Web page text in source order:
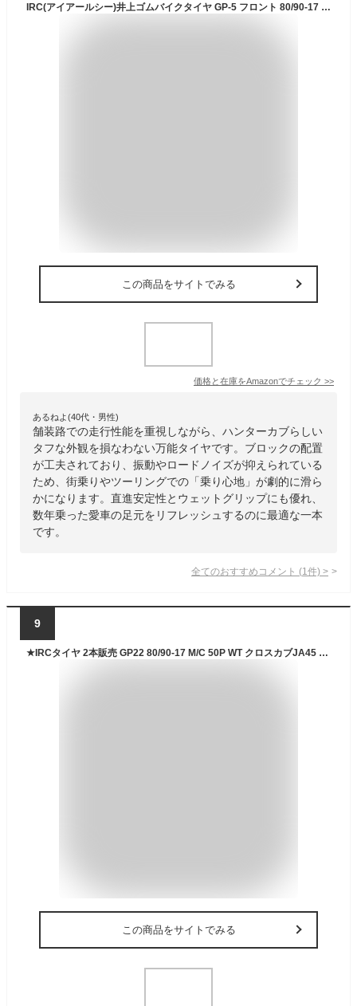
IRC(アイアールシー)井上ゴムバイクタイヤ GP-5 フロント 80/90-17 44P チューブタイプ(WT) 107582
この商品をサイトでみる
価格と在庫をAmazonでチェック >>
あるねよ(40代・男性)
舗装路での走行性能を重視しながら、ハンターカブらしい
タフな外観を損なわない万能タイヤです。ブロックの配置
が工夫されており、振動やロードノイズが抑えられている
ため、街乗りやツーリングでの「乗り心地」が劇的に滑ら
かになります。直進安定性とウェットグリップにも優れ、
数年乗った愛車の足元をリフレッシュするのに最適な一本
です。
全てのおすすめコメント (1 件) >
9
★IRCタイヤ 2本販売 GP22 80/90-17 M/C 50P WT クロスカブJA45 ハンターカブJA55 前後共用 2本販売
この商品をサイトでみる